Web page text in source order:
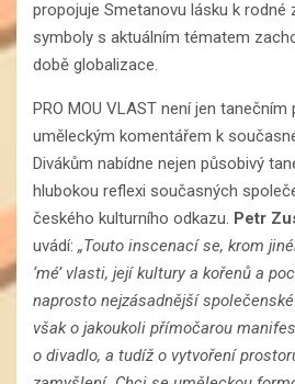
propojuje Smetanovu lásku k rodné
symboly s aktuálním tématem
době globalizace.
PRO MOU VLAST není jen
uměleckým komentářem k
Divákům nabídne nejen působivý
hlubokou reflexi současných
českého kulturního odkazu. Petr
uvádí: „Touto inscenací se, krom
‘mé’ vlasti, její kultury a kořenů a
naprosto nejzásadnější
však o jakoukoli přímočarou
o divadlo, a tudíž o vytvoření